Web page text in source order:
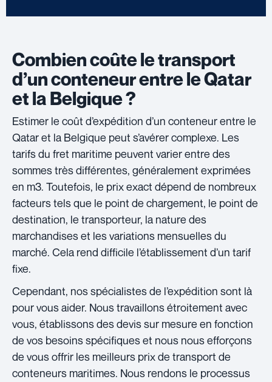
Combien coûte le transport
d’un conteneur entre le Qatar
et la Belgique ?
Estimer le coût d’expédition d’un conteneur entre le
Qatar et la Belgique peut s’avérer complexe. Les
tarifs du fret maritime peuvent varier entre des
sommes très différentes, généralement exprimées
en m3. Toutefois, le prix exact dépend de nombreux
facteurs tels que le point de chargement, le point de
destination, le transporteur, la nature des
marchandises et les variations mensuelles du
marché. Cela rend difficile l’établissement d’un tarif
fixe.
Cependant, nos spécialistes de l’expédition sont là
pour vous aider. Nous travaillons étroitement avec
vous, établissons des devis sur mesure en fonction
de vos besoins spécifiques et nous nous efforçons
de vous offrir les meilleurs prix de transport de
conteneurs maritimes. Nous rendons le processus